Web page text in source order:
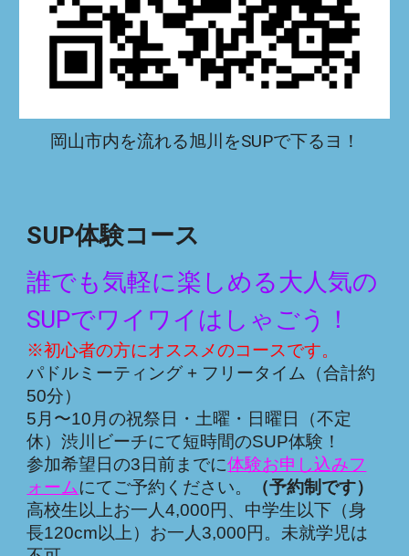
岡山市内を流れる旭川をSUPで下るヨ！
SUP体験コース
誰でも気軽に楽しめる大人気の
SUPでワイワイはしゃごう！
※初心者の方にオススメのコースです。
パドルミーティング + フリータイム（合計約
50分）
5月〜10月の祝祭日・土曜・日曜日（不定
休）渋川ビーチにて短時間のSUP体験！
参加希望日の3日前までに体験お申し込みフ
ォームにてご予約ください。
（予約制です）
高校生以上お一人4,000円、中学生以下（身
長120cm以上）お一人3,000円。 未就学児は